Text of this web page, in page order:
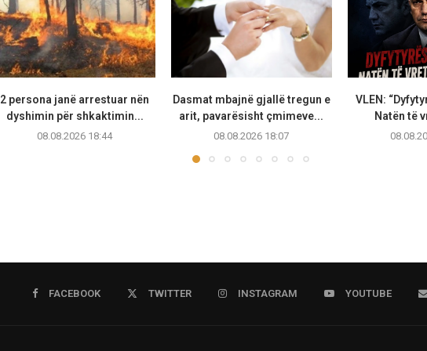
2 persona janë arrestuar nën
dyshimin për shkaktimin...
08.08.2026 18:44
Dasmat mbajnë gjallë tregun e
arit, pavarësisht çmimeve...
08.08.2026 18:07
VLEN:
Natën të
FACEBOOK TWITTER INSTAGRAM YOUTUBE